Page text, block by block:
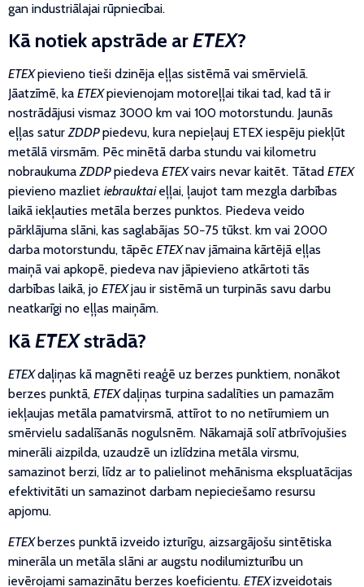
gan industriālajai rūpniecībai.
Kā notiek apstrāde arETEX?
ETEXpievieno tieši dzinēja eļļas sistēmā vai smērvielā.
Jāatzīmē, ka ETEXpievienojam motoreļļai tikai tad, kad tā ir
nostrādājusi vismaz 3000 km vai 100 motorstundu. Jaunās
eļļas saturZDDPpiedevu, kura nepieļauj ETEX iespēju piekļūt
metālā virsmām. Pēc minētā darba stundu vai kilometru
nobraukumaZDDPpiedeva ETEXvairs nevar kaitēt. Tātad ETEX
pievieno mazliet iebrauktaieļļai, ļaujot tam mezgla darbības
laikā iekļauties metāla berzes punktos. Piedeva veido
pārklājuma slāni, kas saglabājas 50−75 tūkst. km vai 2000
darba motorstundu, tāpēc ETEXnav jāmaina kārtējā eļļas
maiņā vai apkopē, piedeva nav jāpievieno atkārtoti tās
darbības laikā, jo ETEXjau ir sistēmā un turpinās savu darbu
neatkarīgi no eļļas maiņām.
KāETEXstrādā?
ETEXdaļiņas kā magnēti reaģē uz berzes punktiem, nonākot
berzes punktā, ETEXdaļiņas turpina sadalīties un pamazām
iekļaujas metāla pamatvirsmā, attīrot to no netīrumiem un
smērvielu sadalīšanās nogulsnēm. Nākamajā solī atbrīvojušies
minerāli aizpilda, uzaudzē un izlīdzina metāla virsmu,
samazinot berzi, līdz ar to palielinot mehānisma ekspluatācijas
efektivitāti un samazinot darbam nepieciešamo resursu
apjomu.
ETEX berzes punktā izveido izturīgu, aizsargājošu sintētiska
minerāla un metāla slāni ar augstu nodilumizturību un
ievērojami samazinātu berzes koeficientu. ETEXizveidotais